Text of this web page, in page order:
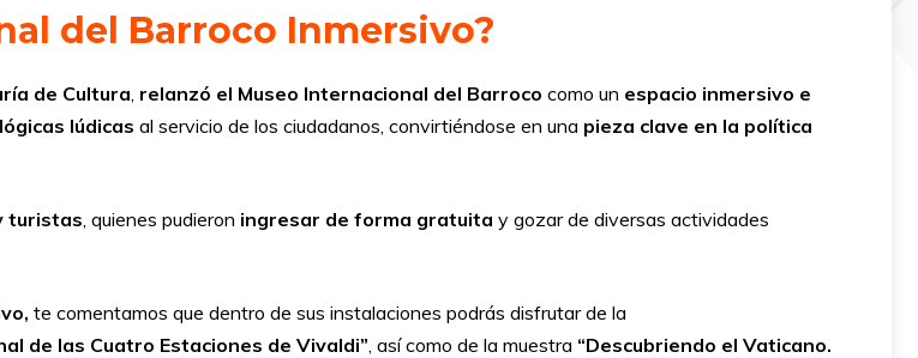
del Barroco Inmersivo?
de Cultura, relanzó el Museo Internacional del Barroco como un espacio inmersivo e
lúdicas al servicio de los ciudadanos, convirtiéndose en una pieza clave en la política
turistas, quienes pudieron ingresar de forma gratuita y gozar de diversas actividades
te comentamos que dentro de sus instalaciones podrás disfrutar de la
de las Cuatro Estaciones de Vivaldi”, así como de la muestra “Descubriendo el Vaticano.